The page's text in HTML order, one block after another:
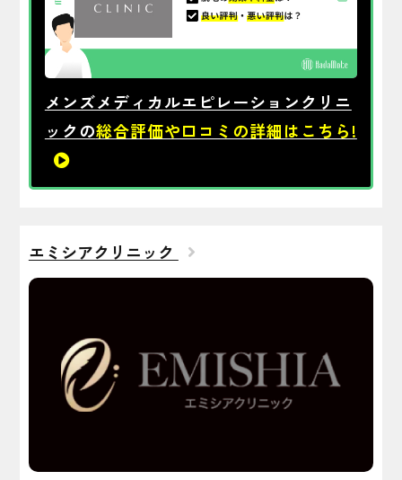
メンズメディカルエピレーションクリニ
ックの総合評価や口コミの詳細はこちら!
エミシアクリニック